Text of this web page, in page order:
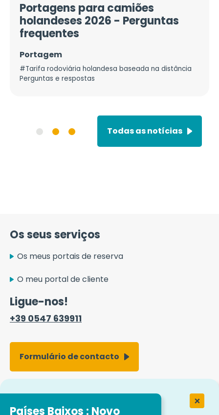
Países Baixos : Novo
Todas as notícias
Portagens para camiões
holandeses 2026 - Perguntas
frequentes
Portagem
#Tarifa rodoviária holandesa baseada na distância
Perguntas e respostas
Os seus serviços
Os meus portais de reserva
O meu portal de cliente
Ligue-nos!
+39 0547 639911
Formulário de contacto
Trabalhar na Easytrip Transport
Services